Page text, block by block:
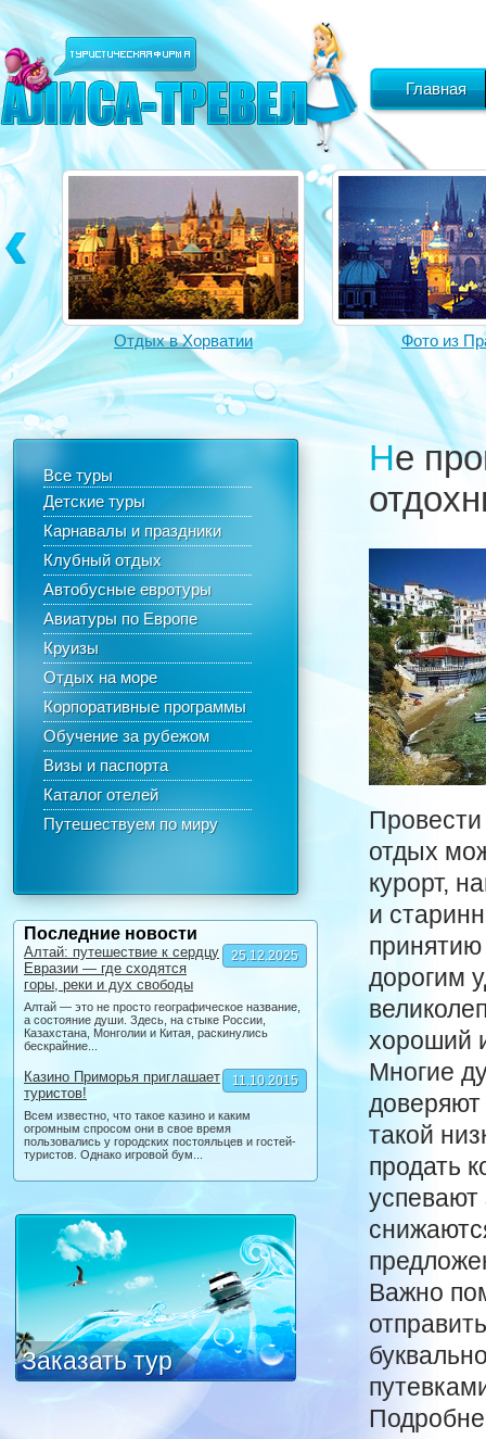
Главная
Отдых в Хорватии Фото из
Все туры
Детские туры
Карнавалы и праздники
Клубный отдых
Автобусные евротуры
Авиатуры по Европе
Круизы
Отдых на море
Корпоративные программы
Обучение за рубежом
Визы и паспорта
Каталог отелей
Путешествуем по миру
Последние новости
25.12.2025
Алтай: путешествие к сердцу
Евразии — где сходятся
горы, реки и дух свободы
Алтай — это не просто географическое название,
а состояние души. Здесь, на стыке России,
Казахстана, Монголии и Китая, раскинулись
бескрайние...
11.10.2015
Казино Приморья приглашает
туристов!
Всем известно, что такое казино и каким
огромным спросом они в свое время
пользовались у городских постояльцев и гостей-
туристов. Однако игровой бум...
Заказать тур
Не пропустите горящие туры на Кипр и
отдых
курорт,
и
дорогим
хороший
Многие
такой
продать
успевают
Важно